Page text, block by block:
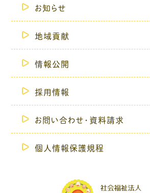
お知らせ
地域貢献
情報公開
採用情報
お問い合わせ・資料請求
個人情報保護規程